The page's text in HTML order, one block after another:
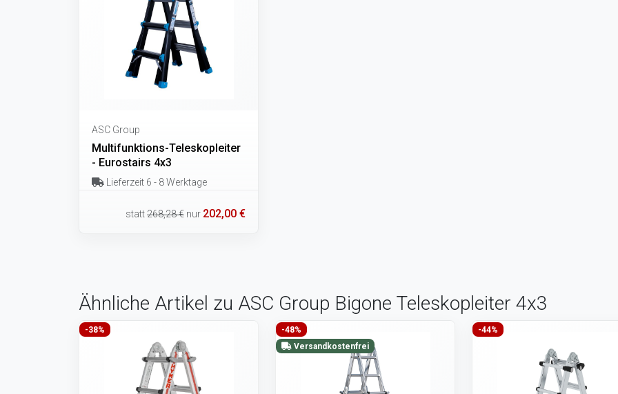
ASC Group
Multifunktions-Teleskopleiter
- Eurostairs 4x3
Lieferzeit 6 - 8 Werktage
statt268,28 € nur 202,00 €
Ähnliche Artikel zu ASC Group Bigone Teleskopleiter 4x3
-38%
-48%
Versandkostenfrei
-44%